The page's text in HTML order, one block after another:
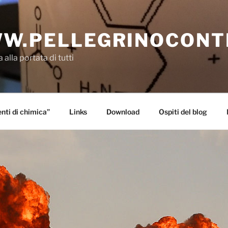
alla portata di tutti
di chimica” Links Download Ospiti del blog